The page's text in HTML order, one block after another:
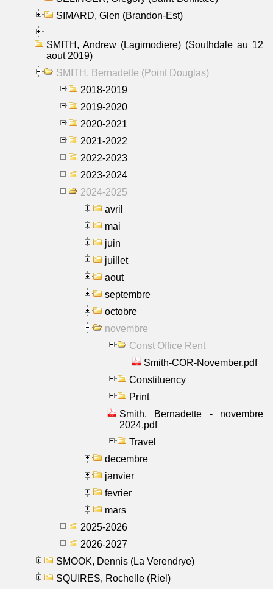
SIMARD, Glen (Brandon-Est)
SMITH, Andrew (Lagimodiere) (Southdale au 12
aout 2019)
SMITH, Bernadette (Point Douglas)
2018-2019
2019-2020
2020-2021
2021-2022
2022-2023
2023-2024
2024-2025
avril
mai
juin
juillet
aout
septembre
octobre
novembre
Const Office Rent
Smith-COR-November.pdf
Constituency
Print
Smith, Bernadette - novembre
2024.pdf
Travel
decembre
janvier
fevrier
mars
2025-2026
2026-2027
SMOOK, Dennis (La Verendrye)
SQUIRES, Rochelle (Riel)